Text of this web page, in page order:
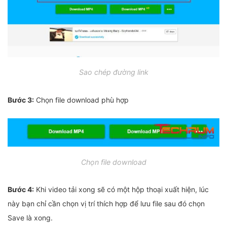
Sao chép đường link
Bước 3: Chọn file download phù hợp
Chọn file download
Bước 4: Khi video tải xong sẽ có một hộp thoại xuất hiện, lúc
này bạn chỉ cần chọn vị trí thích hợp để lưu file sau đó chọn
Save là xong.